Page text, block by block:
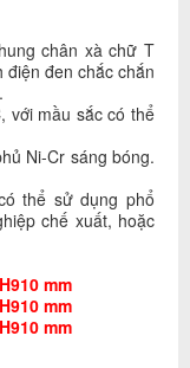
chân xà chữ T
đen chắc chắn
với mầu sắc có thể
Ni-Cr sáng bóng.
thể sử dụng phổ
chế xuất, hoặc
mm
mm
mm